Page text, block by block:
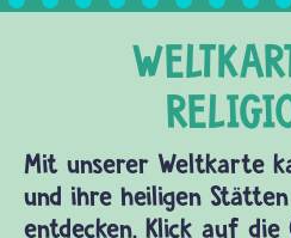
Mit unserer Weltkarte
und ihre heiligen
entdecken. Klick auf